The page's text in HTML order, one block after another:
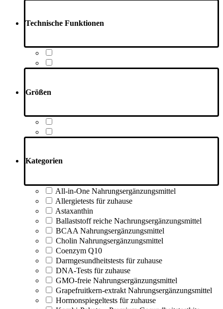
Technische Funktionen
Größen
Kategorien
All-in-One Nahrungsergänzungsmittel
Allergietests für zuhause
Astaxanthin
Ballaststoff reiche Nachrungsergänzungsmittel
BCAA Nahrungsergänzungsmittel
Cholin Nahrungsergänzungsmittel
Coenzym Q10
Darmgesundheitstests für zuhause
DNA-Tests für zuhause
GMO-freie Nahrungsergänzungsmittel
Grapefruitkern-extrakt Nahrungsergänzungsmittel
Hormonspiegeltests für zuhause